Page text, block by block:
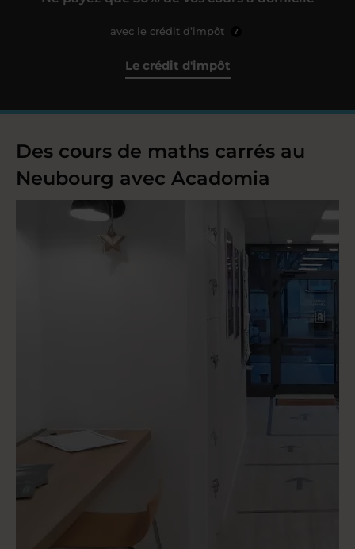
avec le crédit d’impôt ?
Le crédit d'impôt
Des cours de maths carrés au
Neubourg avec Acadomia